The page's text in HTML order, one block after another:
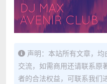
声明：本站所有文章，
交流，如需商用还请联系原
者的合法权益，可联系我们